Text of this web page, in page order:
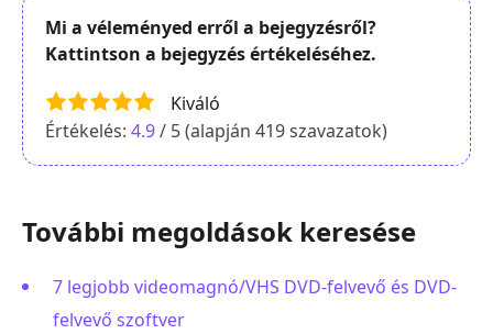
Mi a véleményed erről a bejegyzésről?
Kattintson a bejegyzés értékeléséhez.
Kiváló
Értékelés: 4.9/ 5 (alapján 419szavazatok)
További megoldások keresése
7 legjobb videomagnó/VHS DVD-felvevő és DVD-
felvevő szoftver